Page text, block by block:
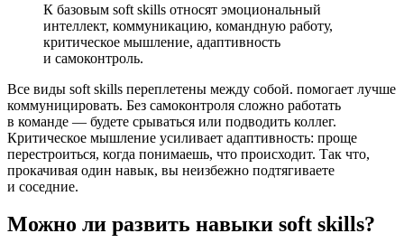
К базовым soft skills относят эмоциональный
интеллект, коммуникацию, командную работу,
критическое мышление, адаптивность
и самоконтроль.
Все виды soft skills переплетены между собой. помогает лучше
коммуницировать. Без самоконтроля сложно работать
в команде — будете срываться или подводить коллег.
Критическое мышление усиливает адаптивность: проще
перестроиться, когда понимаешь, что происходит. Так что,
прокачивая один навык, вы неизбежно подтягиваете
и соседние.
Можно ли развить навыки soft skills?